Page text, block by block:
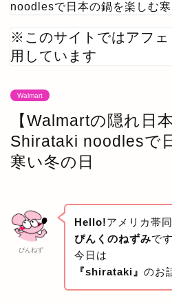
noodlesで日本の鍋を楽しむ寒
※このサイトではアフェ
用しています
Walmart
【Walmartの隠れ日
Shirataki noodlesで
寒い冬の日
ぴんねず
Hello!アメリカ帯
ぴんくのねずみで
今日は
『shirataki』 のお